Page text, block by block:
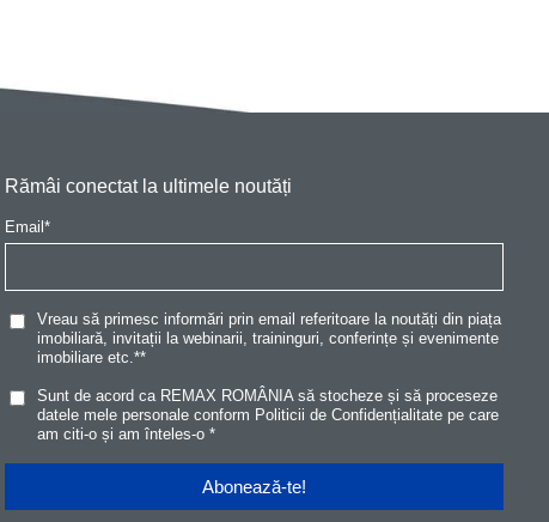
Rămâi conectat la ultimele noutăți
Email*
Vreau să primesc informări prin email referitoare la noutăți din piața
imobiliară, invitații la webinarii, traininguri, conferințe și evenimente
imobiliare etc.**
Sunt de acord ca REMAX ROMÂNIA să stocheze și să proceseze
datele mele personale conform Politicii de Confidențialitate pe care
am citi-o și am înteles-o*